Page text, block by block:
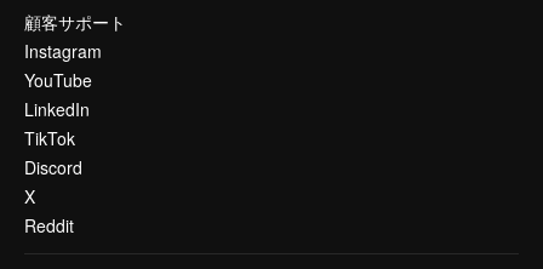
顧客サポート
Instagram
YouTube
LinkedIn
TikTok
Discord
X
Reddit